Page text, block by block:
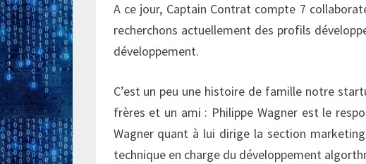
A ce jour, Captain Contrat compte 7
recherchons actuellement des profils
développement.
C’est un peu une histoire de famille notre
frères et un ami : Philippe Wagner est le
Wagner quant à lui dirige la section
technique en charge du développement